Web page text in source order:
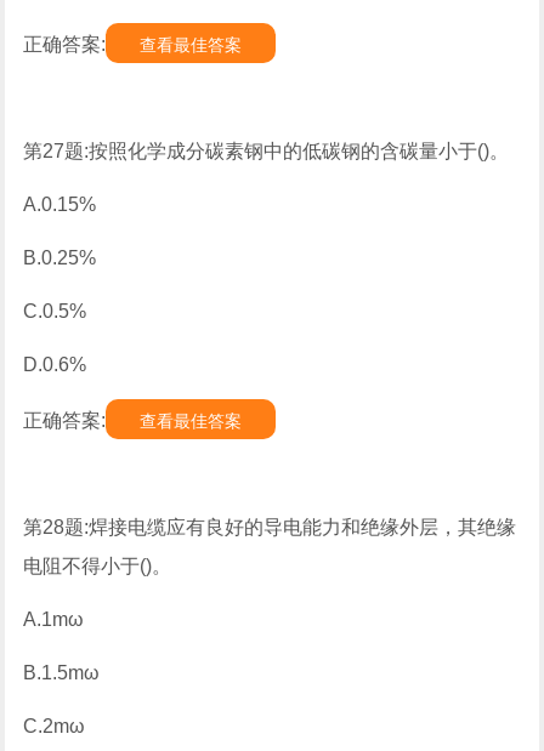
正确答案: 查看最佳答案
第27题:按照化学成分碳素钢中的低碳钢的含碳量小于()。
A.0.15%
B.0.25%
C.0.5%
D.0.6%
正确答案: 查看最佳答案
第28题:焊接电缆应有良好的导电能力和绝缘外层，其绝缘
电阻不得小于()。
A.1mω
B.1.5mω
C.2mω